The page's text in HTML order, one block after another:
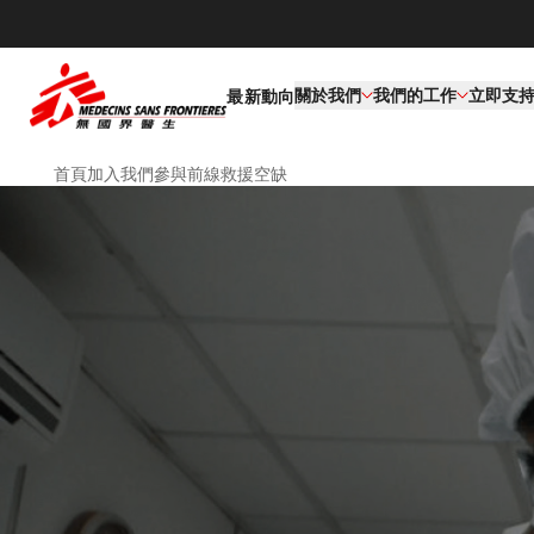
最新動向關於我們 我們的工作​ 立即支
首頁加入我們參與前線救援空缺